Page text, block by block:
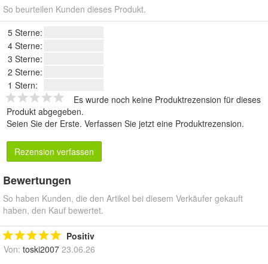
So beurteilen Kunden dieses Produkt.
5 Sterne:
4 Sterne:
3 Sterne:
2 Sterne:
1 Stern:
Es wurde noch keine Produktrezension für dieses
Produkt abgegeben.
Seien Sie der Erste. Verfassen Sie jetzt eine Produktrezension.
Rezension verfassen
Bewertungen
So haben Kunden, die den Artikel bei diesem Verkäufer gekauft
haben, den Kauf bewertet.
Positiv
Von: toski2007 23.06.26